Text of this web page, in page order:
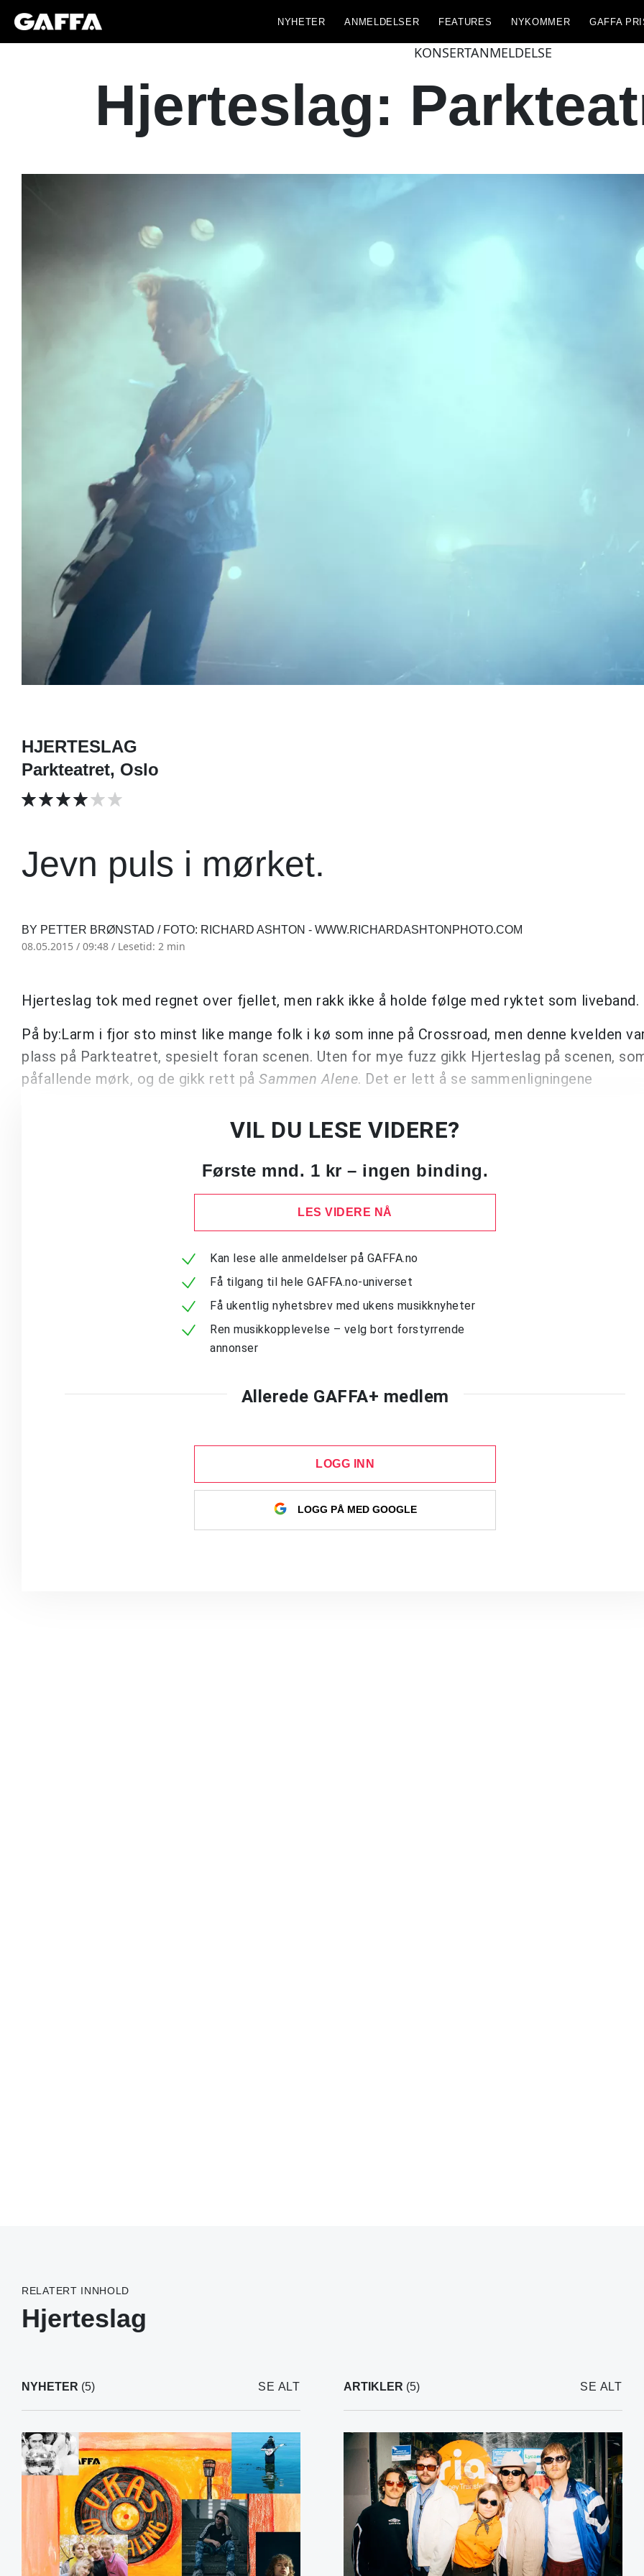
NYHETER ANMELDELSER FEATURES NYKOMMER GAFFA
KONSERTANMELDELSE
Hjerteslag:
HJERTESLAG
Parkteatret, Oslo
Jevn puls i mørket.
BY PETTER BRØNSTAD / FOTO: RICHARD ASHTON - WWW.RICHARDASHTONPHOTO.COM
08.05.2015 / 09:48 / Lesetid: 2 min
Hjerteslag tok med regnet over fjellet, men rakk ikke å holde følge med ryktet som liveband.
På by:Larm i fjor sto minst like mange folk i kø som inne på Crossroad, men denne kvelden
plass på Parkteatret, spesielt foran scenen. Uten for mye fuzz gikk Hjerteslag på scenen,
påfallende mørk, og de gikk rett på Sammen Alene. Det er lett å se sammenligningene
VIL DU LESE VIDERE?
Første mnd. 1 kr – ingen binding.
LES VIDERE NÅ
Kan lese alle anmeldelser på GAFFA.no
Få tilgang til hele GAFFA.no-universet
Få ukentlig nyhetsbrev med ukens musikknyheter
Ren musikkopplevelse – velg bort forstyrrende
annonser
Allerede GAFFA+ medlem
LOGG INN
LOGG PÅ MED GOOGLE
RELATERT INNHOLD
Hjerteslag
NYHETER (5) SE ALT ARTIKLER (5) SE ALT